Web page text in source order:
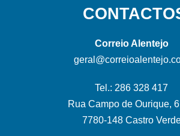
Correio Alentejo
Tel.: 286 328 417
Rua Campo de Ourique,
7780-148 Castro